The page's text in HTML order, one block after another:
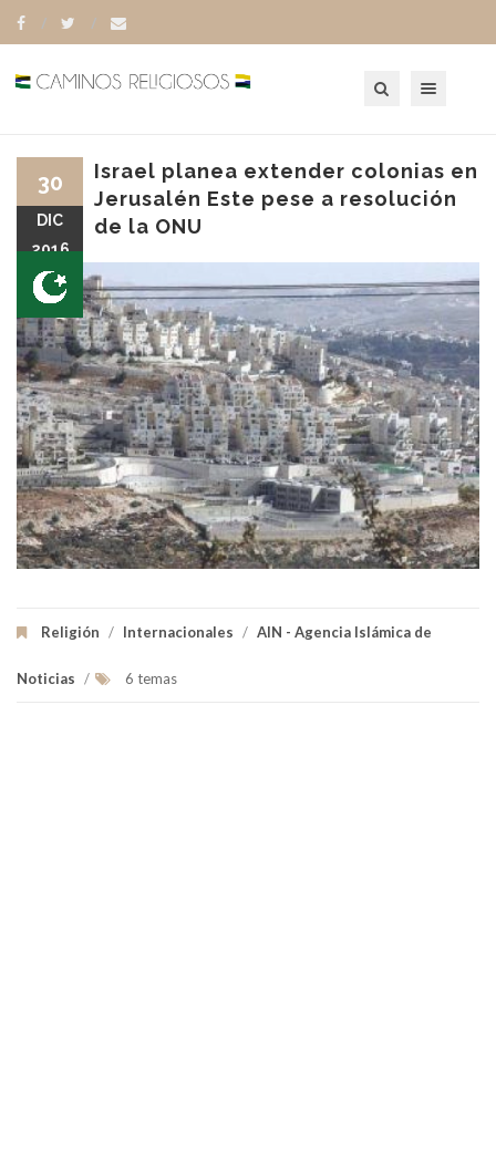
Israel planea extender colonias en
Jerusalén Este pese a resolución
de la ONU
Religión / Internacionales / AIN - Agencia Islámica de
Noticias / 6 temas
30
DIC
2016